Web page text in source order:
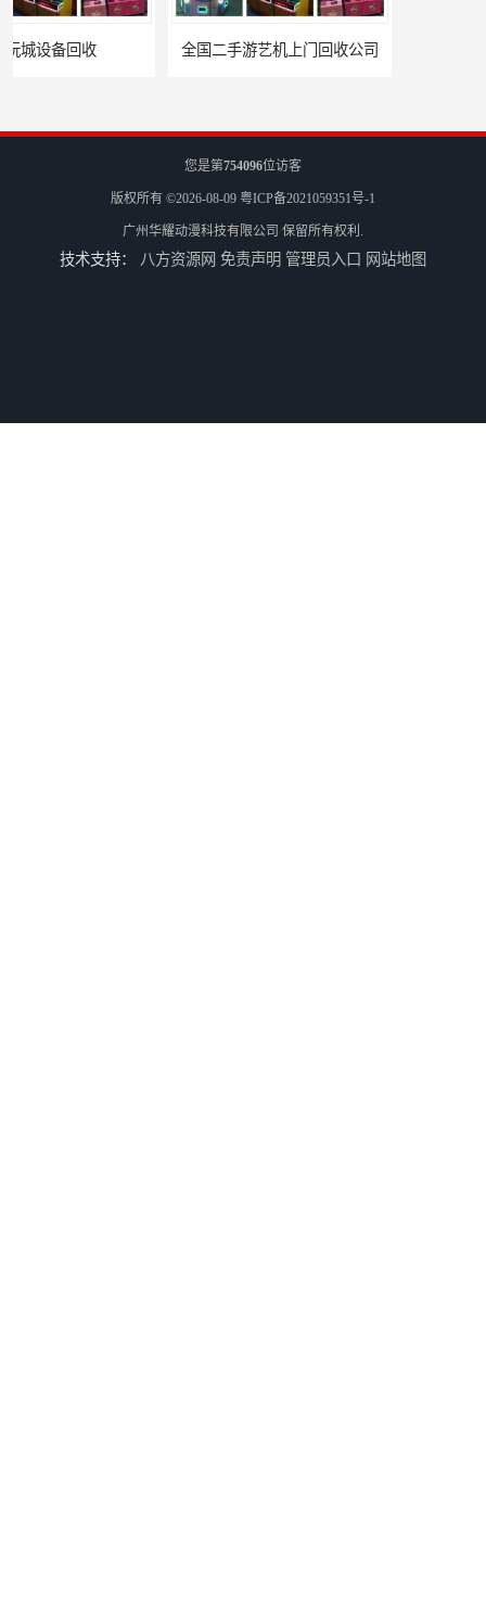
全国二手游艺机上门回收公司 电玩城整场回收
您是第754096位访客
版权所有 ©2026-08-09 粤ICP备2021059351号-1
广州华耀动漫科技有限公司 保留所有权利.
技术支持： 八方资源网 免责声明 管理员入口 网站地图